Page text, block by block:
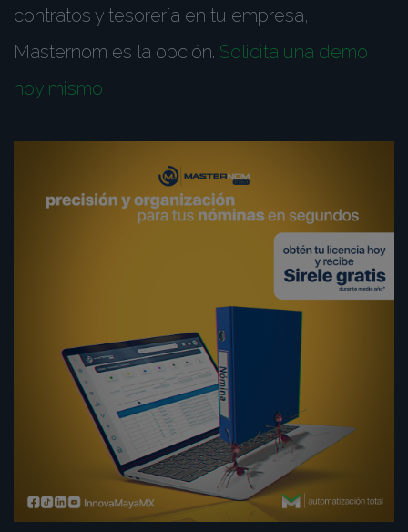
contratos y tesorería en tu empresa,
Masternom es la opción. Solicita una demo
hoy mismo